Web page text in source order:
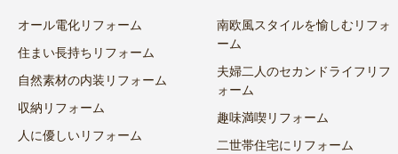
オール電化リフォーム
住まい長持ちリフォーム
自然素材の内装リフォーム
収納リフォーム
人に優しいリフォーム
南欧風スタイルを愉しむリフォ
ーム
夫婦二人のセカンドライフリフ
ォーム
趣味満喫リフォーム
二世帯住宅にリフォーム